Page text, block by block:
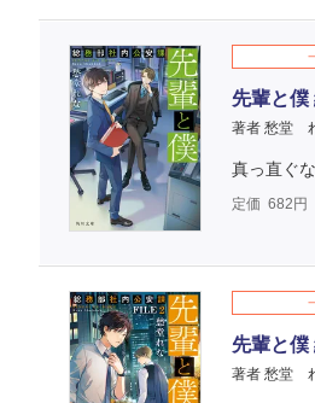
先輩と僕
著者 愁堂
真っ直ぐ
定価 682 円
先輩と僕
著者 愁堂